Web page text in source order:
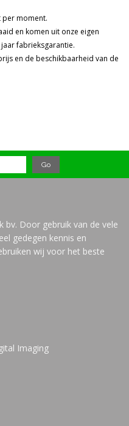
per moment.
en komen uit onze eigen
fabrieksgarantie.
en de beschikbaarheid van de
bv. Door gebruik van de vele
gedegen kennis en
wij voor het beste
Imaging